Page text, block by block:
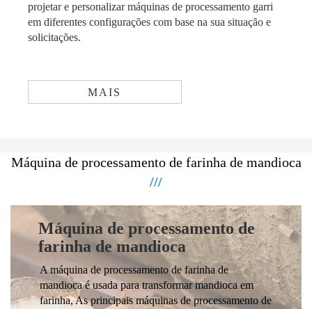
projetar e personalizar máquinas de processamento garri
em diferentes configurações com base na sua situação e
solicitações.
MAIS
Máquina de processamento de farinha de mandioca
///
Máquina de processamento de
farinha de mandioca
A máquina de processamento de farinha de
mandioca é usada para transformar mandioca em
farinha, As principais máquinas de processamento de